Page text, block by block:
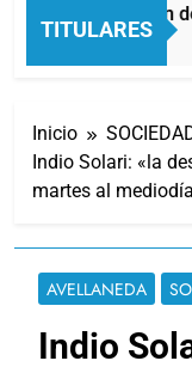
TITULARES
Economía en
5 Horas Atrás
Inicio
Indio Solari: «la
martes al
AVELLANEDA
Indio